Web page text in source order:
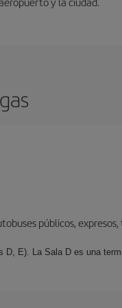
públicos,
E). La Sala D es una